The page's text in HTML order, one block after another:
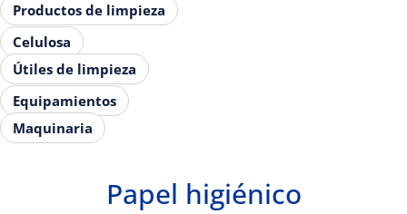
Productos de limpieza
Celulosa
Útiles de limpieza
Equipamientos
Maquinaria
Papel higiénico